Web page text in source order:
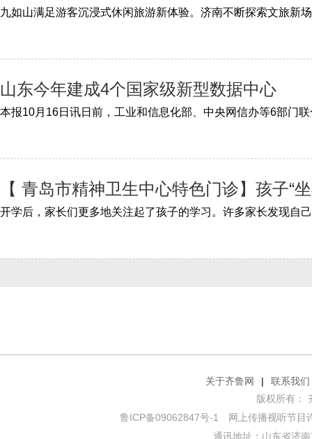
山东今年建成4个国家级新型数据中心
【 青岛市精神卫生中心特色门诊】孩子“
关于齐鲁网 |
联系我们
版权所有：
鲁ICP备09062847号-1
网上传播视听节目
通讯地址：山东省济